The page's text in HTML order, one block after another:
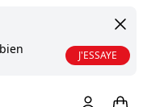
J'ESSAYE